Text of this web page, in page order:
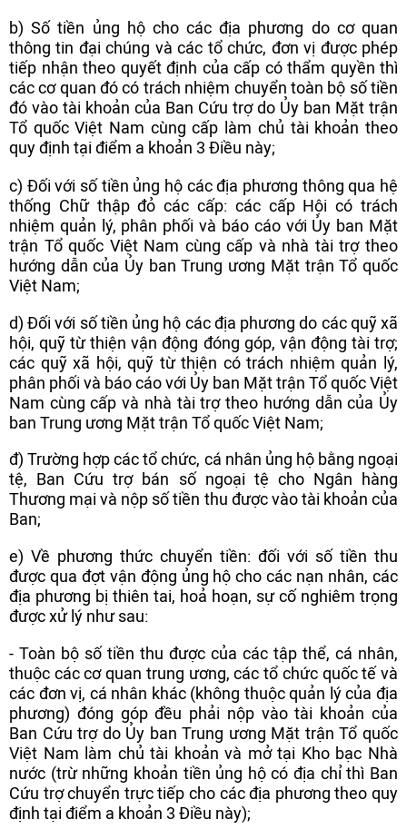
b) Số tiền ủng hộ cho các địa phương do cơ quan
thông tin đại chúng và các tổ chức, đơn vị được phép
tiếp nhận theo quyết định của cấp có thẩm quyền thì
các cơ quan đó có trách nhiệm chuyển toàn bộ số tiền
đó vào tài khoản của Ban Cứu trợ do Ủy ban Mặt trận
Tổ quốc Việt Nam cùng cấp làm chủ tài khoản theo
quy định tại điểm a khoản 3 Điều này;
c) Đối với số tiền ủng hộ các địa phương thông qua hệ
thống Chữ thập đỏ các cấp: các cấp Hội có trách
nhiệm quản lý, phân phối và báo cáo với Ủy ban Mặt
trận Tổ quốc Việt Nam cùng cấp và nhà tài trợ theo
hướng dẫn của Ủy ban Trung ương Mặt trận Tổ quốc
Việt Nam;
d) Đối với số tiền ủng hộ các địa phương do các quỹ xã
hội, quỹ từ thiện vận động đóng góp, vận động tài trợ;
các quỹ xã hội, quỹ từ thiện có trách nhiệm quản lý,
phân phối và báo cáo với Ủy ban Mặt trận Tổ quốc Việt
Nam cùng cấp và nhà tài trợ theo hướng dẫn của Ủy
ban Trung ương Mặt trận Tổ quốc Việt Nam;
đ) Trường hợp các tổ chức, cá nhân ủng hộ bằng ngoại
tệ, Ban Cứu trợ bán số ngoại tệ cho Ngân hàng
Thương mại và nộp số tiền thu được vào tài khoản của
Ban;
e) Về phương thức chuyển tiền: đối với số tiền thu
được qua đợt vận động ủng hộ cho các nạn nhân, các
địa phương bị thiên tai, hoả hoạn, sự cố nghiêm trọng
được xử lý như sau:
- Toàn bộ số tiền thu được của các tập thể, cá nhân,
thuộc các cơ quan trung ương, các tổ chức quốc tế và
các đơn vị, cá nhân khác (không thuộc quản lý của địa
phương) đóng góp đều phải nộp vào tài khoản của
Ban Cứu trợ do Ủy ban Trung ương Mặt trận Tổ quốc
Việt Nam làm chủ tài khoản và mở tại Kho bạc Nhà
nước (trừ những khoản tiền ủng hộ có địa chỉ thì Ban
Cứu trợ chuyển trực tiếp cho các địa phương theo quy
định tại điểm a khoản 3 Điều này);